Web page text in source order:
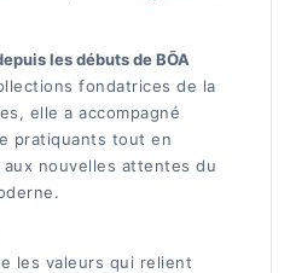
les débuts de BŌA
fondatrices de la
elle a accompagné
pratiquants tout en
nouvelles attentes du
les valeurs qui relient